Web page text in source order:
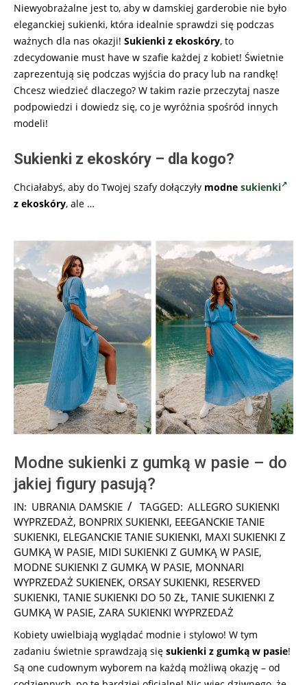
Niewyobrażalne jest to, aby w damskiej garderobie nie było
eleganckiej sukienki, która idealnie sprawdzi się podczas
ważnych dla nas okazji! Sukienki z ekoskóry, to
zdecydowanie must have w szafie każdej z kobiet! Świetnie
zaprezentują się podczas wyjścia do pracy lub na randkę!
Chcesz wiedzieć dlaczego? W takim razie przeczytaj nasze
podpowiedzi i dowiedz się, co je wyróżnia spośród innych
modeli!
Sukienki z ekoskóry – dla kogo?
Chciałabyś, aby do Twojej szafy dołączyły modne sukienki
z ekoskóry, ale …
Modne sukienki z gumką w pasie – do
jakiej figury pasują?
2025-
08-
16
IN: UBRANIA DAMSKIE TAGGED: ALLEGRO SUKIENKI
WYPRZEDAŻ, BONPRIX SUKIENKI, EEEGANCKIE TANIE
SUKIENKI, ELEGANCKIE TANIE SUKIENKI, MAXI SUKIENKI Z
GUMKĄ W PASIE, MIDI SUKIENKI Z GUMKĄ W PASIE,
MODNE SUKIENKI Z GUMKĄ W PASIE, MONNARI
WYPRZEDAŻ SUKIENEK, ORSAY SUKIENKI, RESERVED
SUKIENKI, TANIE SUKIENKI DO 50 ZŁ, TANIE SUKIENKI Z
GUMKĄ W PASIE, ZARA SUKIENKI WYPRZEDAŻ
Kobiety uwielbiają wyglądać modnie i stylowo! W tym
zadaniu świetnie sprawdzają się sukienki z gumką w pasie!
Są one cudownym wyborem na każdą możliwą okazję – od